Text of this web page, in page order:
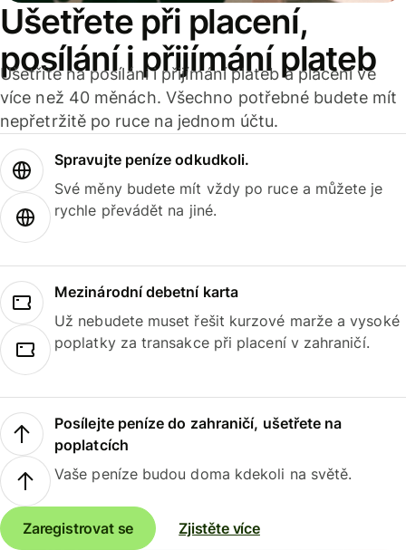
Ušetřete při placení,
posílání i přijímání plateb
Ušetříte na posílání i přijímání plateb a placení ve
více než 40 měnách. Všechno potřebné budete mít
nepřetržitě po ruce na jednom účtu.
Spravujte peníze odkudkoli.
Své měny budete mít vždy po ruce a můžete je
rychle převádět na jiné.
Mezinárodní debetní karta
Už nebudete muset řešit kurzové marže a vysoké
poplatky za transakce při placení v zahraničí.
Posílejte peníze do zahraničí, ušetřete na
poplatcích
Vaše peníze budou doma kdekoli na světě.
Zaregistrovat se Zjistěte více